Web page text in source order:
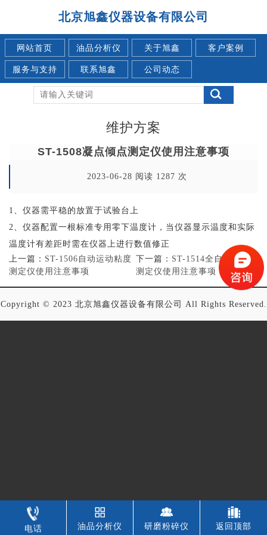
北京旭鑫仪器设备有限公司
网站首页 油品分析仪 关于旭鑫 客户案例
服务与支持 联系旭鑫 公司动态
维护方案
ST-1508凝点倾点测定仪使用注意事项
2023-06-28 阅读 1287 次
1、仪器需平稳的放置于试验台上
2、仪器配置一根标准专用零下温度计，当仪器显示温度和实际
温度计有差距时需在仪器上进行数值修正
上一篇： ST-1506自动运动粘度
测定仪使用注意事项
下一篇： ST-1514全自动酸值
测定仪使用注意事项
Copyright © 2023 北京旭鑫仪器设备有限公司 All Rights Reserved.
电话 油品分析仪 研磨粉碎仪 返回顶部